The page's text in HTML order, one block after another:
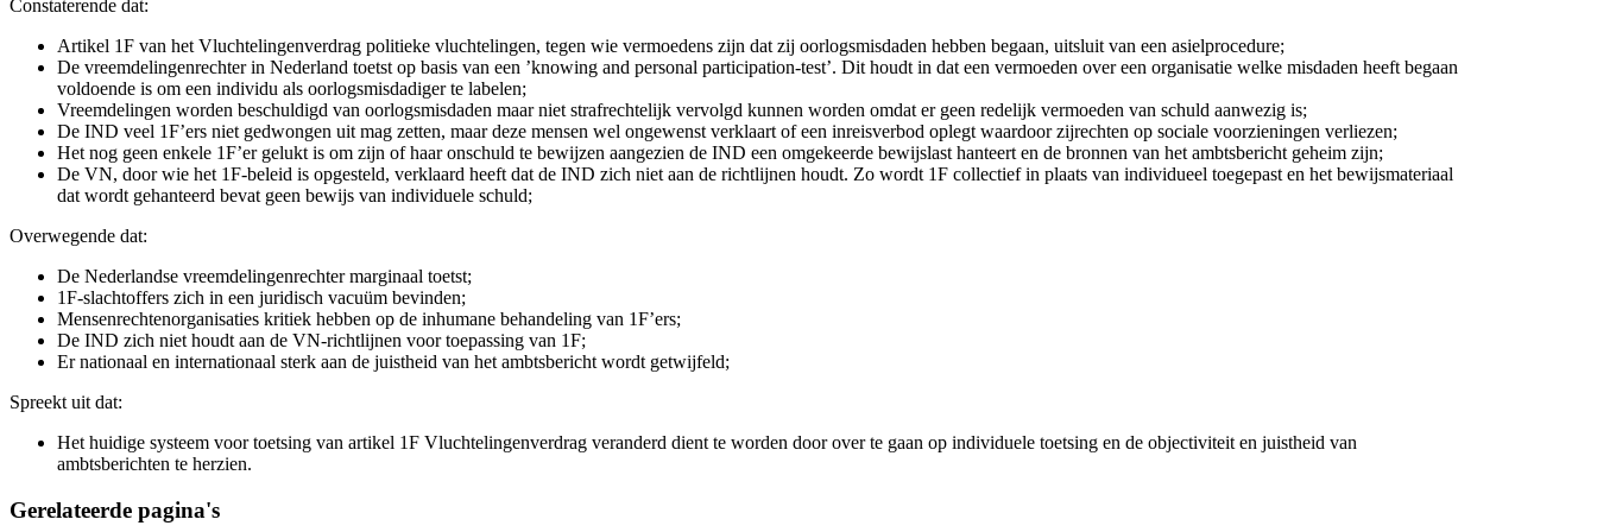
Constaterende dat:
Artikel 1F van het Vluchtelingenverdrag politieke vluchtelingen, tegen wie vermoedens zijn dat zij oorlogsmisdaden hebben begaan, uitsluit van een asielprocedure;
De vreemdelingenrechter in Nederland toetst op basis van een ’knowing and personal participation-test’. Dit houdt in dat een vermoeden over een organisatie welke misdaden heeft begaan
voldoende is om een individu als oorlogsmisdadiger te labelen;
Vreemdelingen worden beschuldigd van oorlogsmisdaden maar niet strafrechtelijk vervolgd kunnen worden omdat er geen redelijk vermoeden van schuld aanwezig is;
De IND veel 1F’ers niet gedwongen uit mag zetten, maar deze mensen wel ongewenst verklaart of een inreisverbod oplegt waardoor zijrechten op sociale voorzieningen verliezen;
Het nog geen enkele 1F’er gelukt is om zijn of haar onschuld te bewijzen aangezien de IND een omgekeerde bewijslast hanteert en de bronnen van het ambtsbericht geheim zijn;
De VN, door wie het 1F-beleid is opgesteld, verklaard heeft dat de IND zich niet aan de richtlijnen houdt. Zo wordt 1F collectief in plaats van individueel toegepast en het bewijsmateriaal
dat wordt gehanteerd bevat geen bewijs van individuele schuld;
Overwegende dat:
De Nederlandse vreemdelingenrechter marginaal toetst;
1F-slachtoffers zich in een juridisch vacuüm bevinden;
Mensenrechtenorganisaties kritiek hebben op de inhumane behandeling van 1F’ers;
De IND zich niet houdt aan de VN-richtlijnen voor toepassing van 1F;
Er nationaal en internationaal sterk aan de juistheid van het ambtsbericht wordt getwijfeld;
Spreekt uit dat:
Het huidige systeem voor toetsing van artikel 1F Vluchtelingenverdrag veranderd dient te worden door over te gaan op individuele toetsing en de objectiviteit en juistheid van
ambtsberichten te herzien.
Gerelateerde pagina's